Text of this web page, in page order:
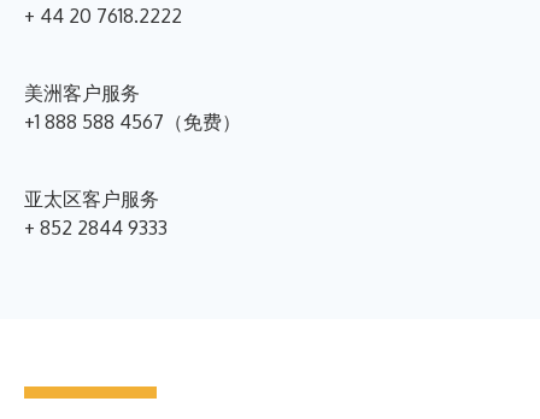
+ 44 20 7618.2222
美洲客户服务
+1 888 588 4567（免费）
亚太区客户服务
+ 852 2844 9333